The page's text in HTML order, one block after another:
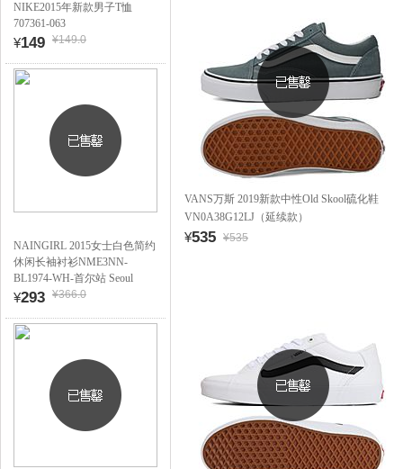
NIKE2015年新款男子T恤
707361-063
¥149 ¥149.0
NAINGIRL 2015女士白色简约
休闲长袖衬衫NME3NN-
BL1974-WH-首尔站 Seoul
¥293 ¥366.0
VANS万斯 2019新款中性Old Skool硫化鞋
VN0A38G12LJ（延续款）
¥535 ¥535